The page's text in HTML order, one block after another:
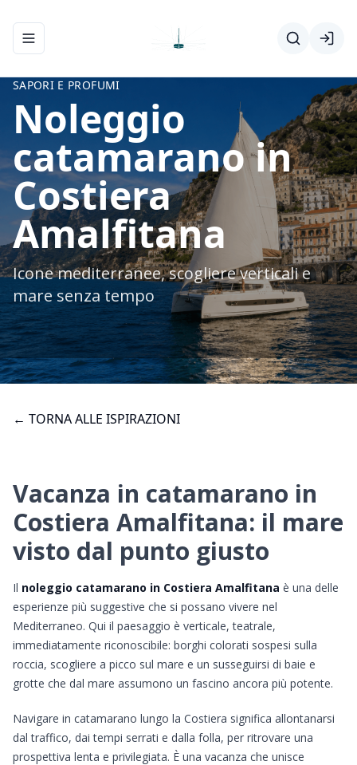
Apri/chiudi menu di navigazione
SAPORI E PROFUMI
Noleggio
catamarano in
Costiera
Amalfitana
Icone mediterranee, scogliere verticali e
mare senza tempo
← TORNA ALLE ISPIRAZIONI
Vacanza in catamarano in
Costiera Amalfitana: il mare
visto dal punto giusto
Il noleggio catamarano in Costiera Amalfitana è una delle
esperienze più suggestive che si possano vivere nel
Mediterraneo. Qui il paesaggio è verticale, teatrale,
immediatamente riconoscibile: borghi colorati sospesi sulla
roccia, scogliere a picco sul mare e un susseguirsi di baie e
grotte che dal mare assumono un fascino ancora più potente.
Navigare in catamarano lungo la Costiera significa allontanarsi
dal traffico, dai tempi serrati e dalla folla, per ritrovare una
prospettiva lenta e privilegiata. È una vacanza che unisce